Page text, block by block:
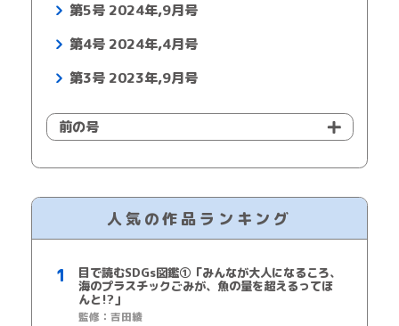
第5号 2024年,9月号
第4号 2024年,4月号
第3号 2023年,9月号
前の号
人気の作品ランキング
目で読むSDGs図鑑①「みんなが大人になるころ、
海のプラスチックごみが、魚の量を超えるってほ
んと!?」
監修：吉田綾